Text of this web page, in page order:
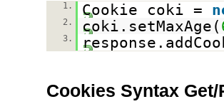
1. Cookie coki =
2. coki.setMaxAge(
3.
Cookies Syntax Get/